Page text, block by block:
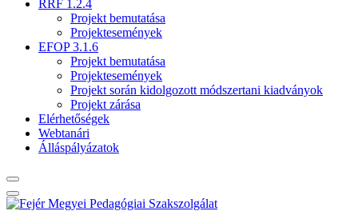
RRF 1.2.4
Projekt bemutatása
Projektesemények
EFOP 3.1.6
Projekt bemutatása
Projektesemények
Projekt során kidolgozott módszertani kiadványok
Projekt zárása
Elérhetőségek
Webtanári
Álláspályázatok